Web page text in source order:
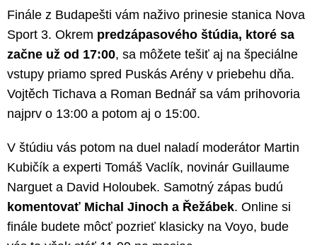
Finále z Budapešti vám naživo prinesie stanica Nova
Sport 3. Okrem predzápasového štúdia, ktoré sa
začne už od 17:00, sa môžete tešiť aj na špeciálne
vstupy priamo spred Puskás Arény v priebehu dňa.
Vojtěch Tichava a Roman Bednář sa vám prihovoria
najprv o 13:00 a potom aj o 15:00.
V štúdiu vás potom na duel naladí moderátor Martin
Kubičík a experti Tomáš Vaclík, novinár Guillaume
Narguet a David Holoubek. Samotný zápas budú
komentovať Michal Jinoch a Řežábek. Online si
finále budete môcť pozrieť klasicky na Voyo, bude